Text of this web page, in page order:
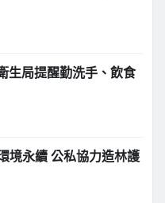
生局提醒勤洗手、飲食
境永續 公私協力造林護